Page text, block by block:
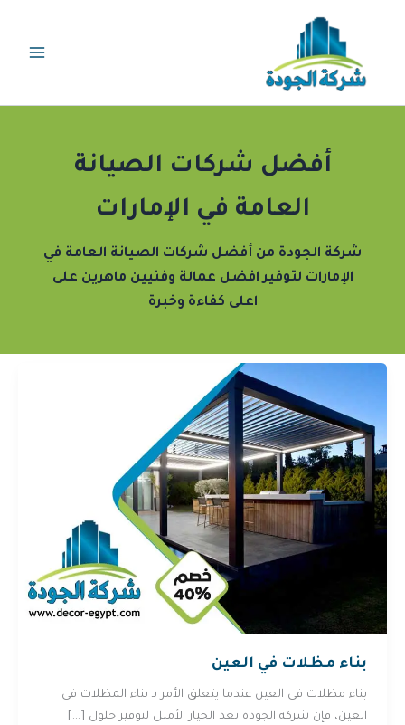
أفضل شركات الصيانة
العامة في الإمارات
شركة الجودة من أفضل شركات الصيانة العامة في
الإمارات لتوفير افضل عمالة وفنيين ماهرين على
اعلى كفاءة وخبرة
بناء مظلات في العين
بناء مظلات في العين عندما يتعلق الأمر بـ بناء المظلات في
العين، فإن شركة الجودة تعد الخيار الأمثل لتوفير حلول […]